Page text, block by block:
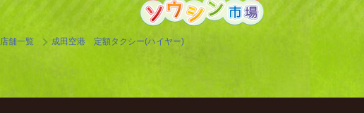
店舗一覧
成田空港 定額タクシー(ハイヤー)